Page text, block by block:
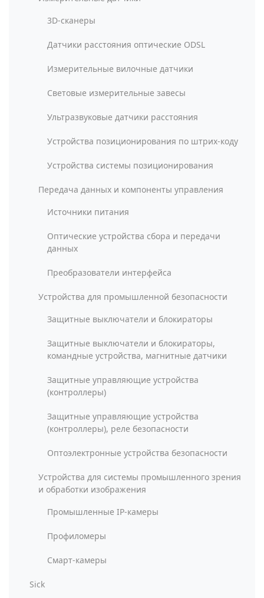
3D-сканеры
Датчики расстояния оптические ODSL
Измерительные вилочные датчики
Световые измерительные завесы
Ультразвуковые датчики расстояния
Устройства позиционирования по штрих-коду
Устройства системы позиционирования
Передача данных и компоненты управления
Источники питания
Оптические устройства сбора и передачи
данных
Преобразователи интерфейса
Устройства для промышленной безопасности
Защитные выключатели и блокираторы
Защитные выключатели и блокираторы,
командные устройства, магнитные датчики
Защитные управляющие устройства
(контроллеры)
Защитные управляющие устройства
(контроллеры), реле безопасности
Оптоэлектронные устройства безопасности
Устройства для системы промышленного зрения
и обработки изображения
Промышленные IP-камеры
Профиломеры
Смарт-камеры
Sick